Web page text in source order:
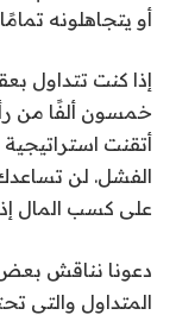
أو يتجاهلونه
إذا كنت تتداول
خمسون ألفًا من
أتقنت
الفشل. لن
على كسب المال
دعونا نناقش بعض
المتداول والتي